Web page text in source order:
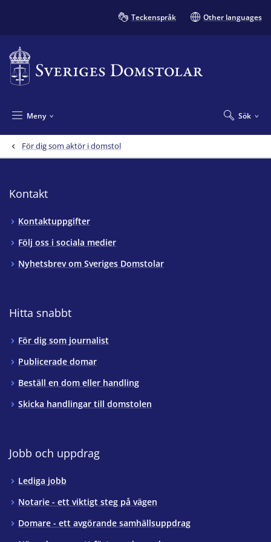
Teckenspråk Other languages
Sök
Meny
För dig som aktör i domstol
Kontakt
Kontaktuppgifter
Följ oss i sociala medier
Nyhetsbrev om Sveriges Domstolar
Hitta snabbt
För dig som journalist
Publicerade domar
Beställ en dom eller handling
Skicka handlingar till domstolen
Jobb och uppdrag
Lediga jobb
Notarie - ett viktigt steg på vägen
Domare - ett avgörande samhällsuppdrag